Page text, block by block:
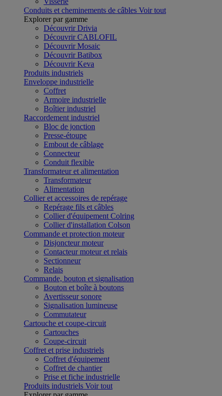
Conduits et cheminements de câbles Voir tout
Explorer par gamme
Découvrir Drivia
Découvrir CABLOFIL
Découvrir Mosaic
Découvrir Batibox
Découvrir Keva
Produits industriels
Enveloppe industrielle
Coffret
Armoire industrielle
Boîtier industriel
Raccordement industriel
Bloc de jonction
Presse-étoupe
Embout de câblage
Connecteur
Conduit flexible
Transformateur et alimentation
Transformateur
Alimentation
Collier et accessoires de repérage
Repérage fils et câbles
Collier d'équipement Colring
Collier d'installation Colson
Commande et protection moteur
Disjoncteur moteur
Contacteur moteur et relais
Sectionneur
Relais
Commande, bouton et signalisation
Bouton et boîte à boutons
Avertisseur sonore
Signalisation lumineuse
Commutateur
Cartouche et coupe-circuit
Cartouches
Coupe-circuit
Coffret et prise industriels
Coffret d'équipement
Coffret de chantier
Prise et fiche industrielle
Produits industriels Voir tout